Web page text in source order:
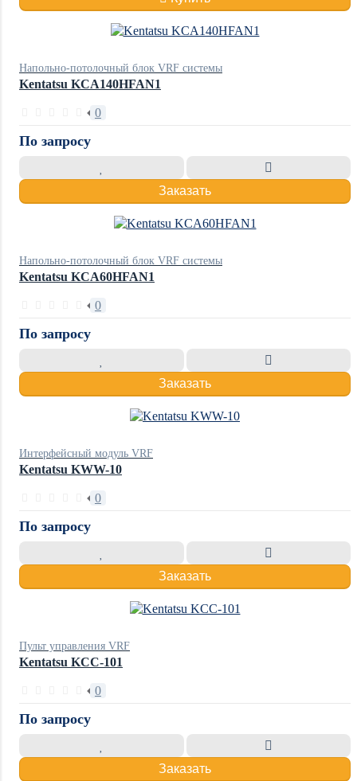
Напольно-потолочный блок VRF системы
Kentatsu KCA140HFAN1
0
По запросу
Заказать
Напольно-потолочный блок VRF системы
Kentatsu KCA60HFAN1
0
По запросу
Заказать
Интерфейсный модуль VRF
Kentatsu KWW-10
0
По запросу
Заказать
Пульт управления VRF
Kentatsu KCC-101
0
По запросу
Заказать